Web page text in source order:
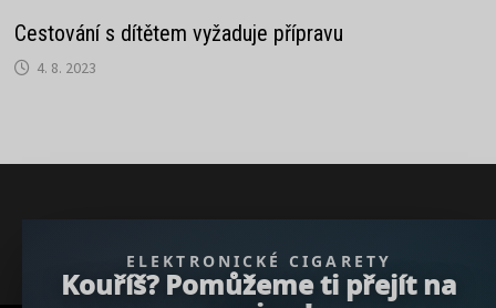
Cestování s dítětem vyžaduje přípravu
4. 8. 2023
ELEKTRONICKÉ CIGARETY
Kouříš? Pomůžeme ti přejít na